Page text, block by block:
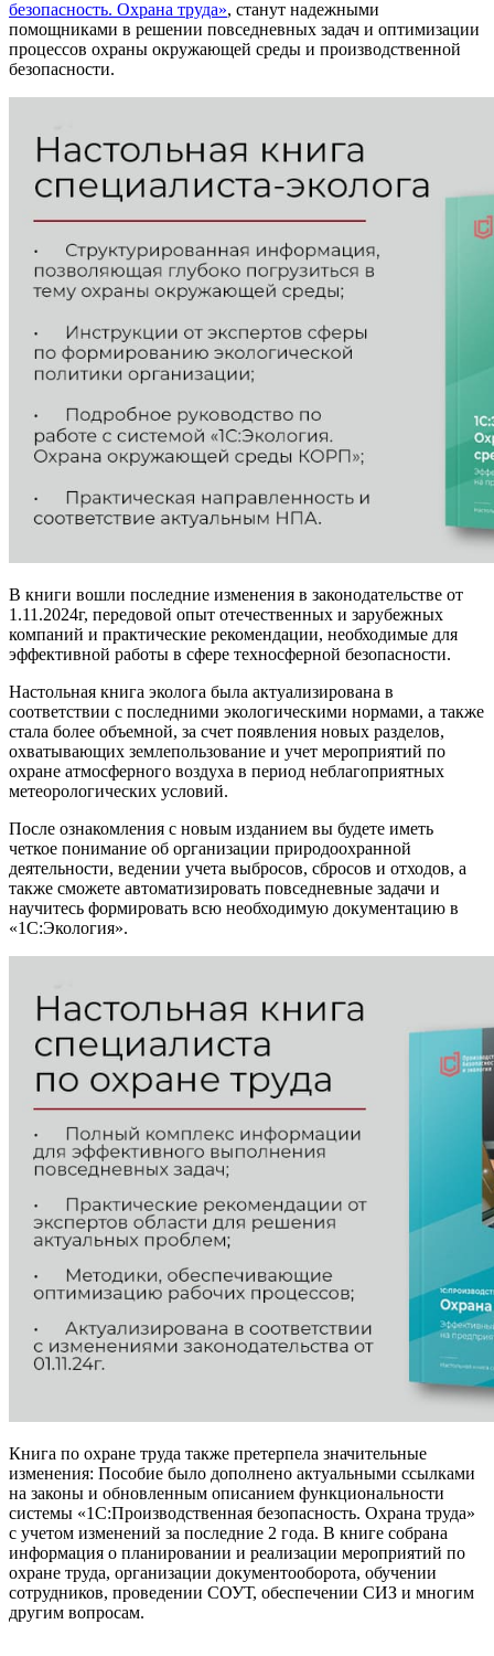
безопасность. Охрана труда», станут надежными
помощниками в решении повседневных задач и оптимизации
процессов охраны окружающей среды и производственной
безопасности.
В книги вошли последние изменения в законодательстве от
1.11.2024г, передовой опыт отечественных и зарубежных
компаний и практические рекомендации, необходимые для
эффективной работы в сфере техносферной безопасности.
Настольная книга эколога была актуализирована в
соответствии с последними экологическими нормами, а также
стала более объемной, за счет появления новых разделов,
охватывающих землепользование и учет мероприятий по
охране атмосферного воздуха в период неблагоприятных
метеорологических условий.
После ознакомления с новым изданием вы будете иметь
четкое понимание об организации природоохранной
деятельности, ведении учета выбросов, сбросов и отходов, а
также сможете автоматизировать повседневные задачи и
научитесь формировать всю необходимую документацию в
«1С:Экология».
Книга по охране труда также претерпела значительные
изменения: Пособие было дополнено актуальными ссылками
на законы и обновленным описанием функциональности
системы «1С:Производственная безопасность. Охрана труда»
с учетом изменений за последние 2 года. В книге собрана
информация о планировании и реализации мероприятий по
охране труда, организации документооборота, обучении
сотрудников, проведении СОУТ, обеспечении СИЗ и многим
другим вопросам.